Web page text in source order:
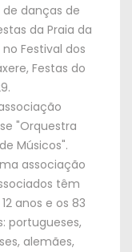
danças de
da Praia da
no Festival dos
Festas do
"Orquestra
Músicos".
associação
têm
anos e os 83
portugueses,
alemães,